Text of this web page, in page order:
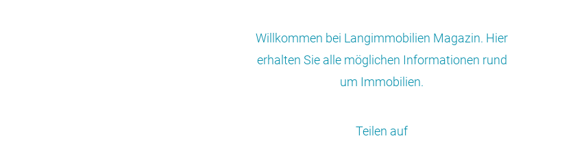
Willkommen bei Langimmobilien Magazin. Hier
erhalten Sie alle möglichen Informationen rund
um Immobilien.
Teilen auf